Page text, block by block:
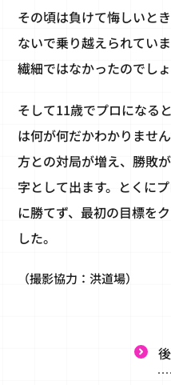
その頃は負けて悔しいと
ないで乗り越えられてい
繊細ではなかったのでしょ
そして11歳でプロになる
は何が何だかわかりませ
方との対局が増え、勝敗
字として出ます。とくに
に勝てず、最初の目標を
した。
（撮影協力：洪道場）